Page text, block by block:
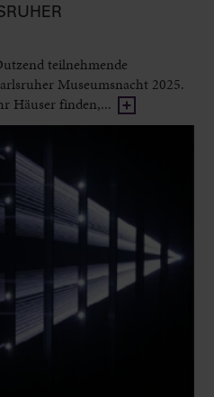
teilnehmende
Museumsnacht 2025.
Häuser finden,...